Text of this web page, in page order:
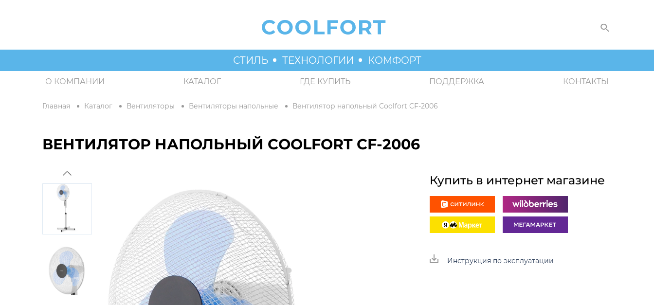
СТИЛЬ ТЕХНОЛОГИИ КОМФОРТ
О КОМПАНИИ КАТАЛОГ ГДЕ КУПИТЬ ПОДДЕРЖКА КОНТАКТЫ
Главная Каталог Вентиляторы Вентиляторы напольные Вентилятор напольный Coolfort CF-2006
ВЕНТИЛЯТОР НАПОЛЬНЫЙ COOLFORT CF-2006
Купить в интернет магазине
Инструкция по эксплуатации